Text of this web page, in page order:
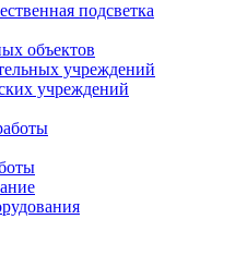
подсветка
объектов
учреждений
учреждений